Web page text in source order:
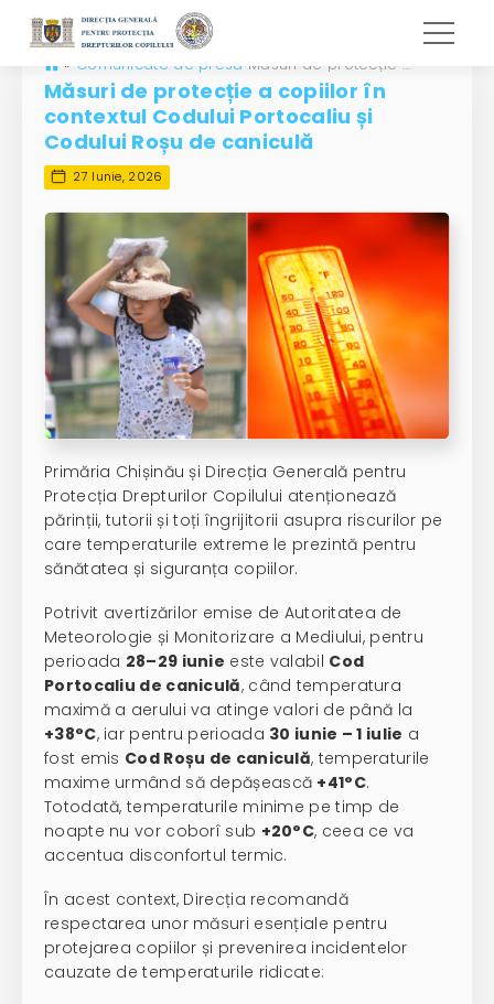
» Comunicate de presă Măsuri de protecție a copiilor în contextul Codului Portocaliu și Codului Roșu de caniculă
Măsuri de protecție a copiilor în
contextul Codului Portocaliu și
Codului Roșu de caniculă
27 Iunie, 2026
Primăria Chișinău și Direcția Generală pentru
Protecția Drepturilor Copilului atenționează
părinții, tutorii și toți îngrijitorii asupra riscurilor pe
care temperaturile extreme le prezintă pentru
sănătatea și siguranța copiilor.
Potrivit avertizărilor emise de Autoritatea de
Meteorologie și Monitorizare a Mediului, pentru
perioada 28–29 iunie este valabil Cod
Portocaliu de caniculă, când temperatura
maximă a aerului va atinge valori de până la
+38°C, iar pentru perioada 30 iunie – 1 iulie a
fost emis Cod Roșu de caniculă, temperaturile
maxime urmând să depășească +41°C.
Totodată, temperaturile minime pe timp de
noapte nu vor coborî sub +20°C, ceea ce va
accentua disconfortul termic.
În acest context, Direcția recomandă
respectarea unor măsuri esențiale pentru
protejarea copiilor și prevenirea incidentelor
cauzate de temperaturile ridicate: